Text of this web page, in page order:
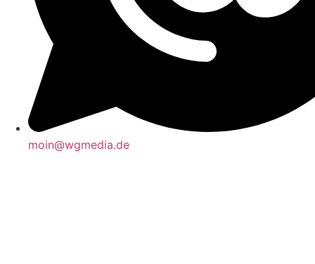
moin@wgmedia.de